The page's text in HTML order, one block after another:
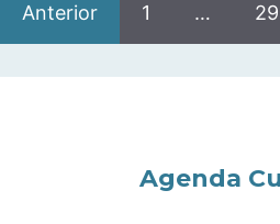
Anterior 1 …
Agenda